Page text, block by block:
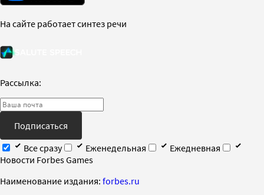
На сайте работает синтез речи
Рассылка:
Подписаться
Все сразу
Еженедельная
Ежедневная
Новости Forbes Games
Наименование издания: forbes.ru